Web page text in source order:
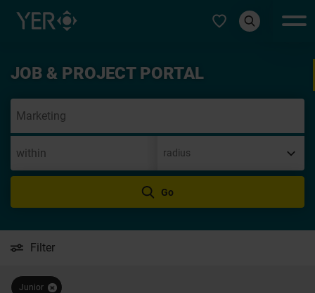
Select type
JOB & PROJECT PORTAL
Go
Filter
Junior